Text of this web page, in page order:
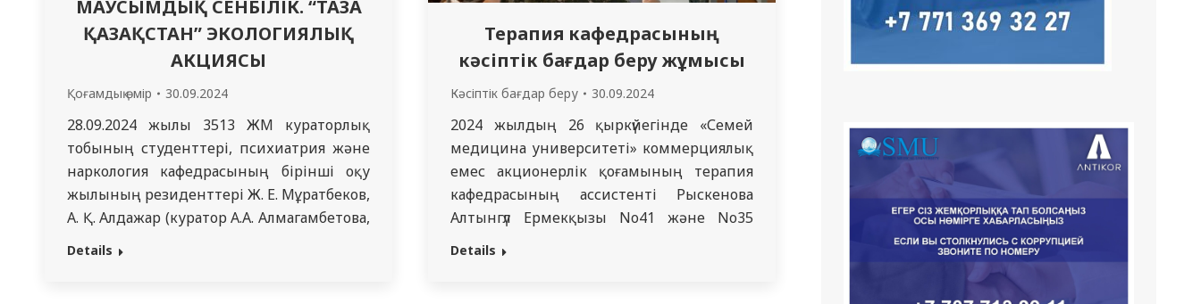
МАУСЫМДЫҚ СЕНБІЛІК. “ТАЗА
ҚАЗАҚСТАН” ЭКОЛОГИЯЛЫҚ
АКЦИЯСЫ
Қоғамдық өмір 30.09.2024
28.09.2024 жылы 3513 ЖМ кураторлық
тобының студенттері, психиатрия және
наркология кафедрасының бірінші оқу
жылының резиденттері Ж. Е. Мұратбеков,
А. Қ. Алдажар (куратор А.А. Алмагамбетова,
академиялық тәлімгер, кафедра доценті
Details
Терапия кафедрасының
кәсіптік бағдар беру жұмысы
Кәсіптік бағдар беру 30.09.2024
2024 жылдың 26 ​​қыркүйегінде «Семей
медицина университеті» коммерциялық
емес акционерлік қоғамының терапия
кафедрасының ассистенті Рыскенова
Алтынгүл Ермекқызы No41 және No35
жалпы білім беретін мектептердің 10-11
Details